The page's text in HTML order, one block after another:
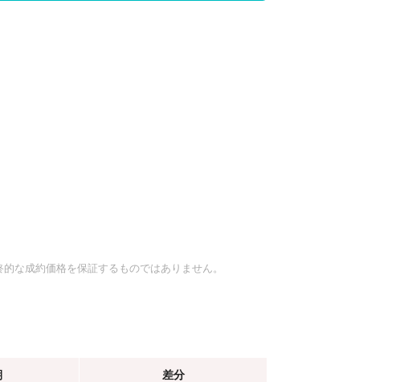
な成約価格を保証するものではありません。
差分